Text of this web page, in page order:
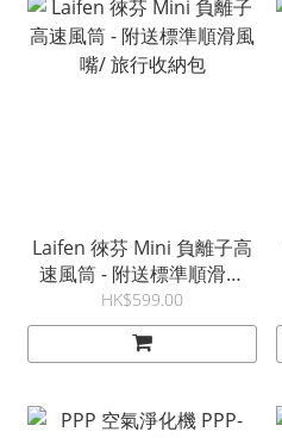
Laifen 徠芬 Mini 負離子高
速風筒 - 附送標準順滑風
嘴/ 旅行收納包
HK$599.00